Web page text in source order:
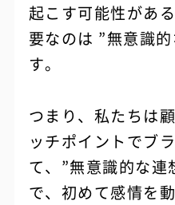
起こす可能性があ
要なのは ”無意識
す。
つまり、私たちは
ッチポイントでブ
て、”無意識的な連
で、初めて感情を